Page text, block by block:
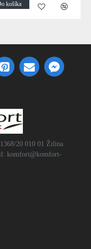
košíka
20 010 01 Žilina
komfort@komfort-